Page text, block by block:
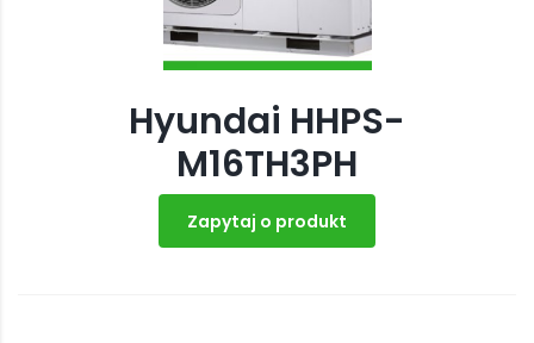
Hyundai HHPS-
M16TH3PH
Zapytaj o produkt